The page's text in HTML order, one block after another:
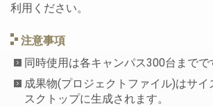
利用ください。
注意事項
同時使用は各キャンパス300台までで
成果物(プロジェクトファイル)はサ
スクトップに生成されます。